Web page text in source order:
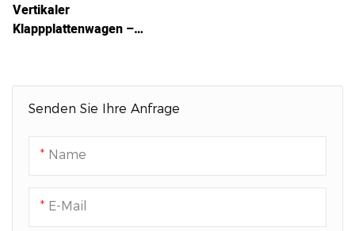
Senden Sie Ihre Anfrage
Name
E-Mail
Vertikaler
Klappplattenwagen –